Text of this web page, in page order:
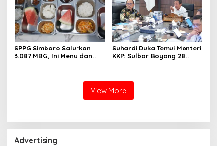
SPPG Simboro Salurkan
3.087 MBG, Ini Menu dan
Suhardi Duka Temui Menteri
KKP: Sulbar Boyong 28
View More
Advertising